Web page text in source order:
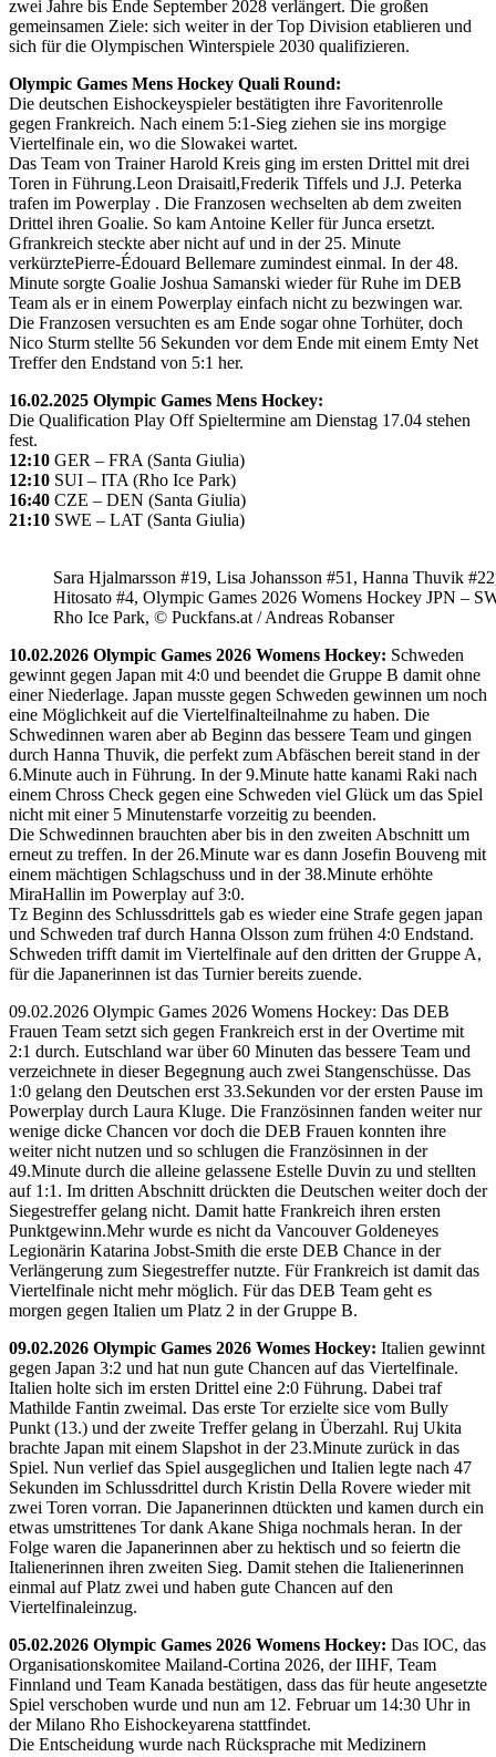
zwei Jahre bis Ende September 2028 verlängert. Die großen
gemeinsamen Ziele: sich weiter in der Top Division etablieren und
sich für die Olympischen Winterspiele 2030 qualifizieren.
Olympic Games Mens Hockey Quali Round:
Die deutschen Eishockeyspieler bestätigten ihre Favoritenrolle
gegen Frankreich. Nach einem 5:1-Sieg ziehen sie ins morgige
Viertelfinale ein, wo die Slowakei wartet.
Das Team von Trainer Harold Kreis ging im ersten Drittel mit drei
Toren in Führung.Leon Draisaitl,Frederik Tiffels und J.J. Peterka
trafen im Powerplay . Die Franzosen wechselten ab dem zweiten
Drittel ihren Goalie. So kam Antoine Keller für Junca ersetzt.
Gfrankreich steckte aber nicht auf und in der 25. Minute
verkürztePierre-Édouard Bellemare zumindest einmal. In der 48.
Minute sorgte Goalie Joshua Samanski wieder für Ruhe im DEB
Team als er in einem Powerplay einfach nicht zu bezwingen war.
Die Franzosen versuchten es am Ende sogar ohne Torhüter, doch
Nico Sturm stellte 56 Sekunden vor dem Ende mit einem Emty Net
Treffer den Endstand von 5:1 her.
16.02.2025 Olympic Games Mens Hockey:
Die Qualification Play Off Spieltermine am Dienstag 17.04 stehen
fest.
12:10 GER – FRA (Santa Giulia)
12:10 SUI – ITA (Rho Ice Park)
16:40 CZE – DEN (Santa Giulia)
21:10 SWE – LAT (Santa Giulia)
Sara Hjalmarsson #19, Lisa Johansson #51, Hanna Thuvik
Hitosato #4, Olympic Games 2026 Womens Hockey JPN –
Rho Ice Park, © Puckfans.at / Andreas Robanser
10.02.2026 Olympic Games 2026 Womens Hockey: Schweden
gewinnt gegen Japan mit 4:0 und beendet die Gruppe B damit ohne
einer Niederlage. Japan musste gegen Schweden gewinnen um noch
eine Möglichkeit auf die Viertelfinalteilnahme zu haben. Die
Schwedinnen waren aber ab Beginn das bessere Team und gingen
durch Hanna Thuvik, die perfekt zum Abfäschen bereit stand in der
6.Minute auch in Führung. In der 9.Minute hatte kanami Raki nach
einem Chross Check gegen eine Schweden viel Glück um das Spiel
nicht mit einer 5 Minutenstarfe vorzeitig zu beenden.
Die Schwedinnen brauchten aber bis in den zweiten Abschnitt um
erneut zu treffen. In der 26.Minute war es dann Josefin Bouveng mit
einem mächtigen Schlagschuss und in der 38.Minute erhöhte
MiraHallin im Powerplay auf 3:0.
Tz Beginn des Schlussdrittels gab es wieder eine Strafe gegen japan
und Schweden traf durch Hanna Olsson zum frühen 4:0 Endstand.
Schweden trifft damit im Viertelfinale auf den dritten der Gruppe A,
für die Japanerinnen ist das Turnier bereits zuende.
09.02.2026 Olympic Games 2026 Womens Hockey: Das DEB
Frauen Team setzt sich gegen Frankreich erst in der Overtime mit
2:1 durch. Eutschland war über 60 Minuten das bessere Team und
verzeichnete in dieser Begegnung auch zwei Stangenschüsse. Das
1:0 gelang den Deutschen erst 33.Sekunden vor der ersten Pause im
Powerplay durch Laura Kluge. Die Französinnen fanden weiter nur
wenige dicke Chancen vor doch die DEB Frauen konnten ihre
weiter nicht nutzen und so schlugen die Französinnen in der
49.Minute durch die alleine gelassene Estelle Duvin zu und stellten
auf 1:1. Im dritten Abschnitt drückten die Deutschen weiter doch der
Siegestreffer gelang nicht. Damit hatte Frankreich ihren ersten
Punktgewinn.Mehr wurde es nicht da Vancouver Goldeneyes
Legionärin Katarina Jobst-Smith die erste DEB Chance in der
Verlängerung zum Siegestreffer nutzte. Für Frankreich ist damit das
Viertelfinale nicht mehr möglich. Für das DEB Team geht es
morgen gegen Italien um Platz 2 in der Gruppe B.
09.02.2026 Olympic Games 2026 Womes Hockey: Italien gewinnt
gegen Japan 3:2 und hat nun gute Chancen auf das Viertelfinale.
Italien holte sich im ersten Drittel eine 2:0 Führung. Dabei traf
Mathilde Fantin zweimal. Das erste Tor erzielte sice vom Bully
Punkt (13.) und der zweite Treffer gelang in Überzahl. Ruj Ukita
brachte Japan mit einem Slapshot in der 23.Minute zurück in das
Spiel. Nun verlief das Spiel ausgeglichen und Italien legte nach 47
Sekunden im Schlussdrittel durch Kristin Della Rovere wieder mit
zwei Toren vorran. Die Japanerinnen dtückten und kamen durch ein
etwas umstrittenes Tor dank Akane Shiga nochmals heran. In der
Folge waren die Japanerinnen aber zu hektisch und so feiertn die
Italienerinnen ihren zweiten Sieg. Damit stehen die Italienerinnen
einmal auf Platz zwei und haben gute Chancen auf den
Viertelfinaleinzug.
05.02.2026 Olympic Games 2026 Womens Hockey: Das IOC, das
Organisationskomitee Mailand-Cortina 2026, der IIHF, Team
Finnland und Team Kanada bestätigen, dass das für heute angesetzte
Spiel verschoben wurde und nun am 12. Februar um 14:30 Uhr in
der Milano Rho Eishockeyarena stattfindet.
Die Entscheidung wurde nach Rücksprache mit Medizinern